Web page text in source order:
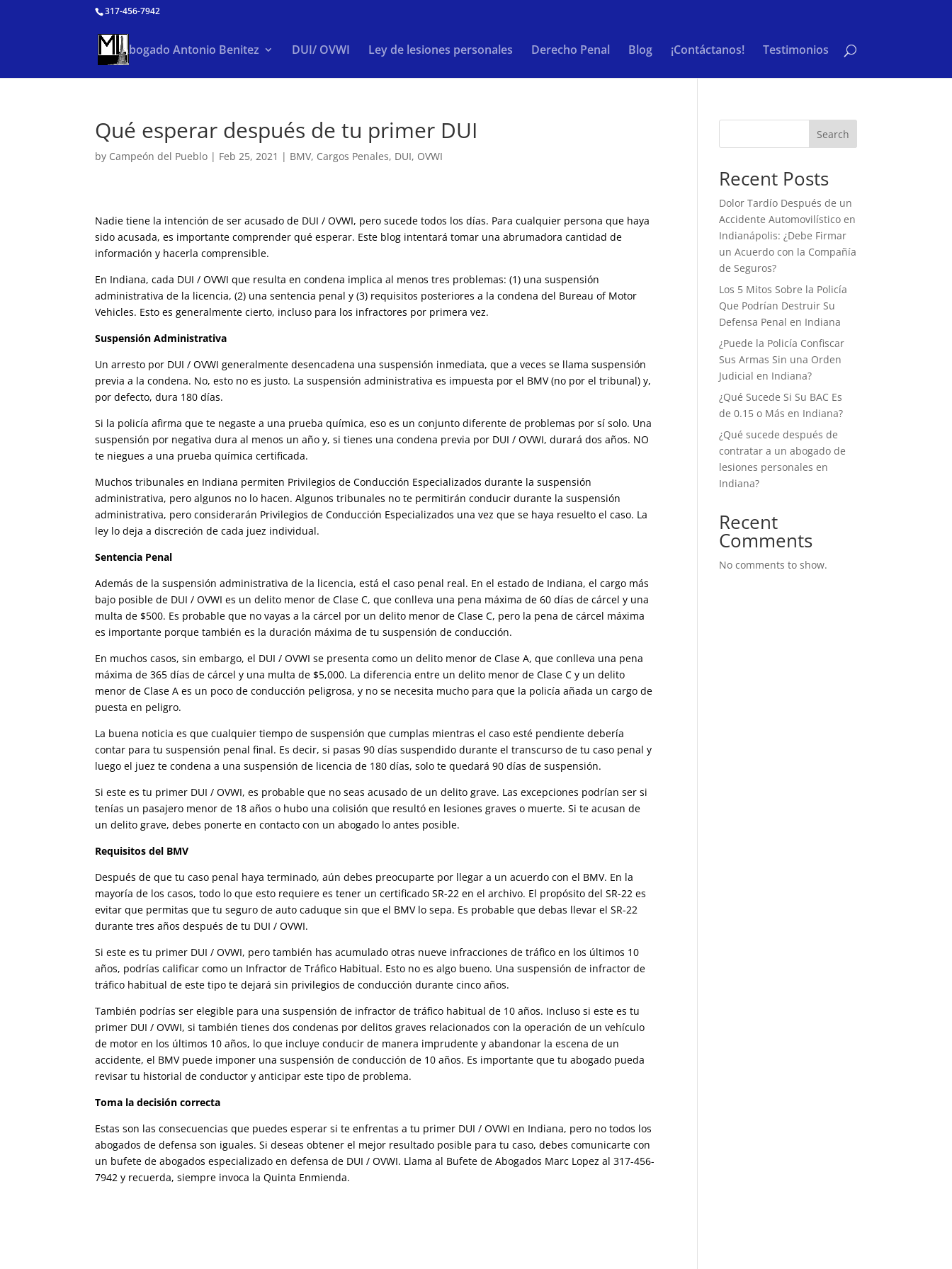
317-456-7942
Abogado Antonio Benitez DUI/ OVWI Ley de lesiones personales Derecho Penal Blog ¡Contáctanos! Testimonios
Qué esperar después de tu primer DUI
by Campeón del Pueblo | Feb 25, 2021 | BMV, Cargos Penales, DUI, OVWI
Nadie tiene la intención de ser acusado de DUI / OVWI, pero sucede todos los días. Para cualquier persona que haya
sido acusada, es importante comprender qué esperar. Este blog intentará tomar una abrumadora cantidad de
información y hacerla comprensible.
En Indiana, cada DUI / OVWI que resulta en condena implica al menos tres problemas: (1) una suspensión
administrativa de la licencia, (2) una sentencia penal y (3) requisitos posteriores a la condena del Bureau of Motor
Vehicles. Esto es generalmente cierto, incluso para los infractores por primera vez.
Suspensión Administrativa
Un arresto por DUI / OVWI generalmente desencadena una suspensión inmediata, que a veces se llama suspensión
previa a la condena. No, esto no es justo. La suspensión administrativa es impuesta por el BMV (no por el tribunal) y,
por defecto, dura 180 días.
Si la policía afirma que te negaste a una prueba química, eso es un conjunto diferente de problemas por sí solo. Una
suspensión por negativa dura al menos un año y, si tienes una condena previa por DUI / OVWI, durará dos años. NO
te niegues a una prueba química certificada.
Muchos tribunales en Indiana permiten Privilegios de Conducción Especializados durante la suspensión
administrativa, pero algunos no lo hacen. Algunos tribunales no te permitirán conducir durante la suspensión
administrativa, pero considerarán Privilegios de Conducción Especializados una vez que se haya resuelto el caso. La
ley lo deja a discreción de cada juez individual.
Sentencia Penal
Además de la suspensión administrativa de la licencia, está el caso penal real. En el estado de Indiana, el cargo más
bajo posible de DUI / OVWI es un delito menor de Clase C, que conlleva una pena máxima de 60 días de cárcel y una
multa de $500. Es probable que no vayas a la cárcel por un delito menor de Clase C, pero la pena de cárcel máxima
es importante porque también es la duración máxima de tu suspensión de conducción.
En muchos casos, sin embargo, el DUI / OVWI se presenta como un delito menor de Clase A, que conlleva una pena
máxima de 365 días de cárcel y una multa de $5,000. La diferencia entre un delito menor de Clase C y un delito
menor de Clase A es un poco de conducción peligrosa, y no se necesita mucho para que la policía añada un cargo de
puesta en peligro.
La buena noticia es que cualquier tiempo de suspensión que cumplas mientras el caso esté pendiente debería
contar para tu suspensión penal final. Es decir, si pasas 90 días suspendido durante el transcurso de tu caso penal y
luego el juez te condena a una suspensión de licencia de 180 días, solo te quedará 90 días de suspensión.
Si este es tu primer DUI / OVWI, es probable que no seas acusado de un delito grave. Las excepciones podrían ser si
tenías un pasajero menor de 18 años o hubo una colisión que resultó en lesiones graves o muerte. Si te acusan de
un delito grave, debes ponerte en contacto con un abogado lo antes posible.
Requisitos del BMV
Después de que tu caso penal haya terminado, aún debes preocuparte por llegar a un acuerdo con el BMV. En la
mayoría de los casos, todo lo que esto requiere es tener un certificado SR-22 en el archivo. El propósito del SR-22 es
evitar que permitas que tu seguro de auto caduque sin que el BMV lo sepa. Es probable que debas llevar el SR-22
durante tres años después de tu DUI / OVWI.
Si este es tu primer DUI / OVWI, pero también has acumulado otras nueve infracciones de tráfico en los últimos 10
años, podrías calificar como un Infractor de Tráfico Habitual. Esto no es algo bueno. Una suspensión de infractor de
tráfico habitual de este tipo te dejará sin privilegios de conducción durante cinco años.
También podrías ser elegible para una suspensión de infractor de tráfico habitual de 10 años. Incluso si este es tu
primer DUI / OVWI, si también tienes dos condenas por delitos graves relacionados con la operación de un vehículo
de motor en los últimos 10 años, lo que incluye conducir de manera imprudente y abandonar la escena de un
accidente, el BMV puede imponer una suspensión de conducción de 10 años. Es importante que tu abogado pueda
revisar tu historial de conductor y anticipar este tipo de problema.
Toma la decisión correcta
Estas son las consecuencias que puedes esperar si te enfrentas a tu primer DUI / OVWI en Indiana, pero no todos los
abogados de defensa son iguales. Si deseas obtener el mejor resultado posible para tu caso, debes comunicarte con
un bufete de abogados especializado en defensa de DUI / OVWI. Llama al Bufete de Abogados Marc Lopez al317-456-
7942y recuerda, siempre invoca la Quinta Enmienda.
Search
Recent Posts
Dolor Tardío Después de un
Accidente Automovilístico en
Indianápolis: ¿Debe Firmar
un Acuerdo con la Compañía
de Seguros?
Los 5 Mitos Sobre la Policía
Que Podrían Destruir Su
Defensa Penal en Indiana
¿Puede la Policía Confiscar
Sus Armas Sin una Orden
Judicial en Indiana?
¿Qué Sucede Si Su BAC Es
de 0.15 o Más en Indiana?
¿Qué sucede después de
contratar a un abogado de
lesiones personales en
Indiana?
Recent
Comments
No comments to show.